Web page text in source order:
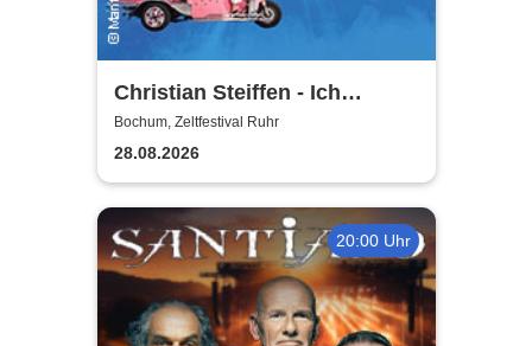
Christian Steiffen - Ich
komme! 2026
Bochum, Zeltfestival Ruhr
28.08.2026
20:00 Uhr